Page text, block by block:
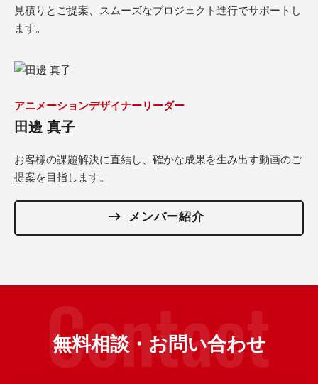
見積りとご提案、スムーズなプロジェクト進行でサポートし
ます。
アニメーションデザイナーリーダー
田邊 真子
お客様の課題解決に直結し、確かな成果を生み出す動画のご
提案を目指します。
メンバー紹介
無料相談・お問い合わせ